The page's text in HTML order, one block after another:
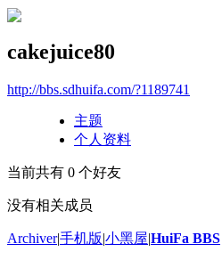
cakejuice80
http://bbs.sdhuifa.com/?1189741
主题
个人资料
当前共有 0 个好友
没有相关成员
Archiver|手机版|小黑屋|HuiFa BBS